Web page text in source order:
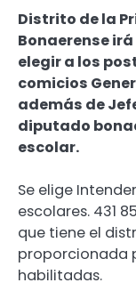
Distrito de la
Bonaerense
elegir a los
comicios
además de
diputado
escolar.
Se elige
escolares. 431
que tiene el
proporcionada
habilitadas.